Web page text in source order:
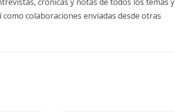
colaboraciones enviadas desde otras